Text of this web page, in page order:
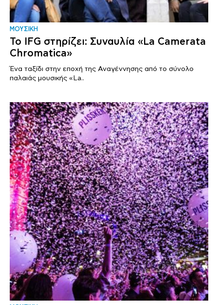
ΜΟΥΣΙΚΗ
Το IFG στηρίζει: Συναυλία «La Camerata
Chromatica»
Ένα ταξίδι στην εποχή της Αναγέννησης από το σύνολο
παλαιάς μουσικής «La..